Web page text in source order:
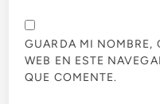
GUARDA MI NOMBRE,
WEB EN ESTE
QUE COMENTE.